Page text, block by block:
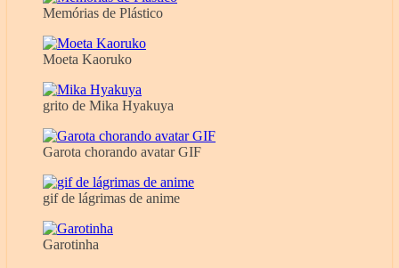
Memórias de Plástico
Moeta Kaoruko
grito de Mika Hyakuya
Garota chorando avatar GIF
gif de lágrimas de anime
Garotinha